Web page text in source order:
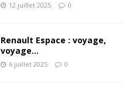
12 juillet 2025 0
Renault Espace : voyage,
voyage…
6 juillet 2025 0